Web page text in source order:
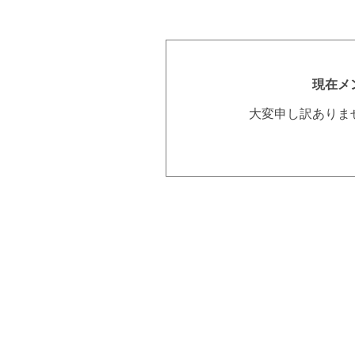
現在メ
大変申し訳あり